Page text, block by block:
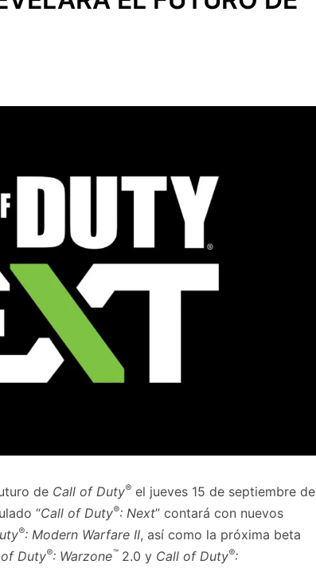
de Call of Duty® el jueves 15 de septiembre de
“Call of Duty®: Next” contará con nuevos
®: Modern Warfare II, así como la próxima beta
Duty®: Warzone™2.0 y Call of Duty®: